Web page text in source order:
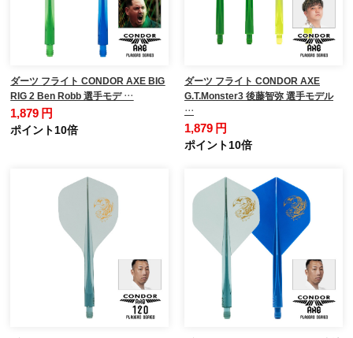
ダーツ フライト CONDOR AXE BIG
RIG 2 Ben Robb 選手モデ …
1,879 円
ポイント10倍
ダーツ フライト CONDOR AXE
G.T.Monster3 後藤智弥 選手モデル
…
1,879 円
ポイント10倍